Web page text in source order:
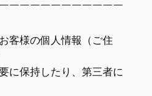
￣￣￣￣￣￣￣￣
客様の個人情報（ご住
に保持したり、第三者に